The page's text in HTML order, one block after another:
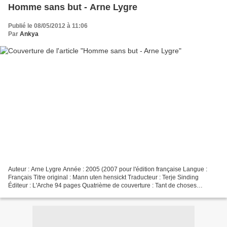
Homme sans but - Arne Lygre
Publié le 08/05/2012 à 11:06
Par Ankya
Auteur : Arne Lygre Année : 2005 (2007 pour l'édition française Langue :
Français Titre original : Mann uten hensickt Traducteur : Terje Sinding
Éditeur : L'Arche 94 pages Quatrième de couverture : Tant de choses